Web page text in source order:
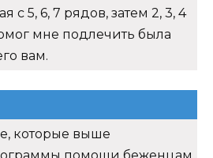
с 5, 6, 7 рядов, затем 2, 3, 4
мне подлечить была
вам.
которые выше